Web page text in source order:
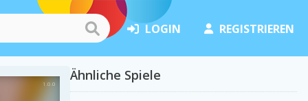
LOGIN REGISTRIEREN
Ähnliche Spiele